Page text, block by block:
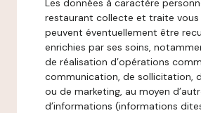
Les données à caractère
restaurant collecte et traite
peuvent éventuellement être
enrichies par ses soins,
de réalisation d’opérations
communication, de sollicitation,
ou de marketing, au moyen
d’informations (informations